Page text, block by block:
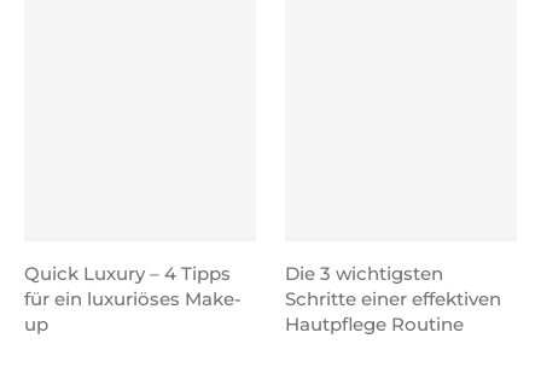
Quick Luxury – 4 Tipps
für ein luxuriöses Make-
up
Die 3 wichtigsten
Schritte einer effektiven
Hautpflege Routine